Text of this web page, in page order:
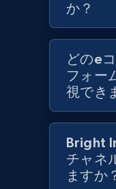
Best Buy
URL, Product id,
Currency,
か？
どのe
フォー
視でき
Bright
チャネ
ますか